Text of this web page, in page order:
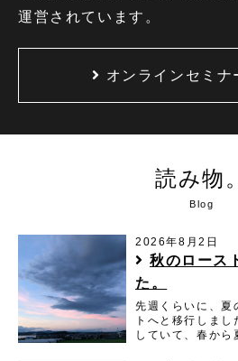
運営されています。
オンラインセミナ
読み物。
Blog
2026年8月2日
秋のロース
た。
先週くらいに、夏
トへと移行しま
していて、春か